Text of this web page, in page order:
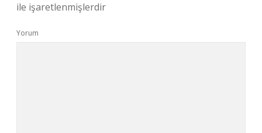
ile işaretlenmişlerdir
Yorum